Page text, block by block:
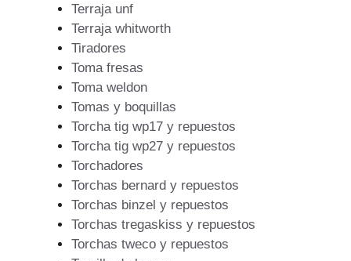
Terraja unf
Terraja whitworth
Tiradores
Toma fresas
Toma weldon
Tomas y boquillas
Torcha tig wp17 y repuestos
Torcha tig wp27 y repuestos
Torchadores
Torchas bernard y repuestos
Torchas binzel y repuestos
Torchas tregaskiss y repuestos
Torchas tweco y repuestos